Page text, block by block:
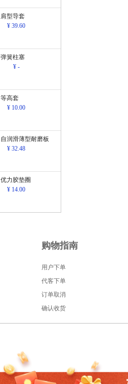
肩型导套
¥ 39.60
弹簧柱塞
¥ -
等高套
¥ 10.00
自润滑薄型耐磨板
¥ 32.48
优力胶垫圈
¥ 14.00
购物指南
用户下单
代客下单
订单取消
确认收货